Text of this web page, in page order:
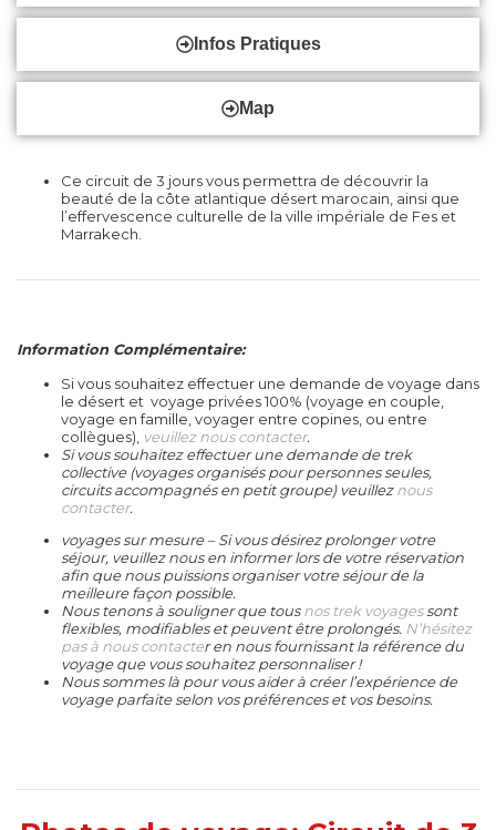
Infos Pratiques
Map
Ce circuit de 3 joursvous permettra de découvrir la
beauté de la côte atlantique désert marocain, ainsi que
l’effervescence culturelle de la ville impériale de Fes et
Marrakech.
Information Complémentaire:
Si vous souhaitez effectuer une demande de voyage dans
le désert et voyage privées 100% (voyage en couple,
voyage en famille, voyager entre copines, ou entre
collègues), veuillez nous contacter.
Si vous souhaitez effectuer une demande de trek
collective (voyages organisés pour personnes seules,
circuits accompagnés en petit groupe)veuilleznous
contacter.
voyages sur mesure– Si vous désirez prolonger votre
séjour, veuillez nous en informer lors de votre réservation
afin que nous puissionsorganiser votre séjourde la
meilleure façon possible.
Nous tenons à souligner que tousnos trek voyagessont
flexibles, modifiables et peuvent être prolongés. N’hésitez
pas à nous contacter en nous fournissant la référence du
voyage que vous souhaitez personnaliser !
Nous sommes là pour vous aider à créer l’expérience de
voyage parfaite selon vos préférences et vos besoins.